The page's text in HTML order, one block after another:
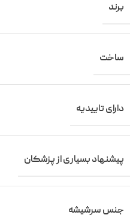
برند
ساخت
دارای تاییدیه
پیشنهاد بسیاری از پزشکان
جنس سرشیشه